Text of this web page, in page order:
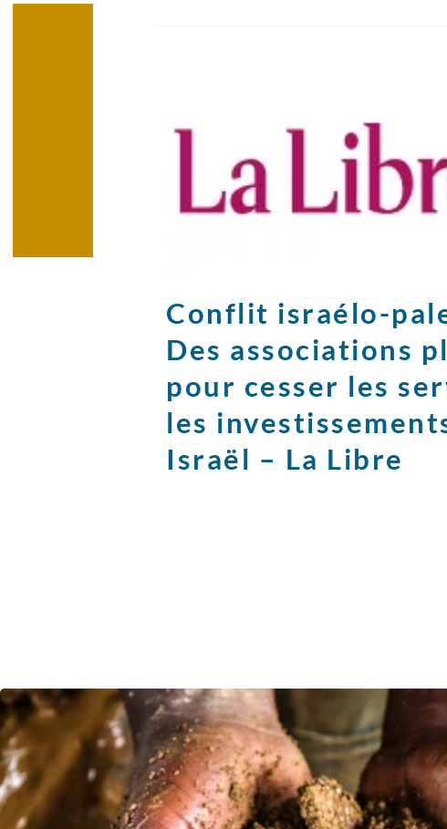
Conflit israélo-
Des associations
pour cesser les
les
Israël – La Libre